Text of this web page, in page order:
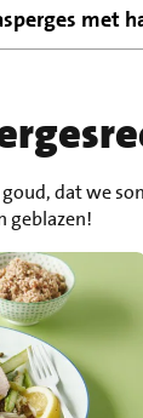
met
dat we
geblazen!